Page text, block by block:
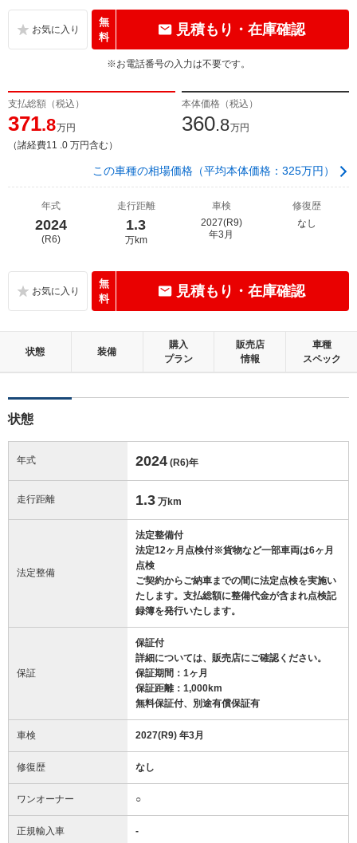
無
料
見積もり・在庫確認
※お電話番号の入力は不要です。
支払総額（税込）
371.8万円
（諸経費11 .0 万円含む）
本体価格（税込）
360.8万円
この車種の相場価格（平均本体価格：325万円）
年式
2024
(R6)
走行距離
1.3
万km
車検
2027(R9)
年3月
修復歴
なし
無
料
見積もり・在庫確認
状態 装備
購入
プラン
販売店
情報
車種
スペック
状態
年式 2024 (R6)年
走行距離 1.3 万km
法定整備
法定整備付
法定12ヶ月点検付※貨物など一部車両は6ヶ月
点検
ご契約からご納車までの間に法定点検を実施い
たします。支払総額に整備代金が含まれ点検記
録簿を発行いたします。
保証
保証付
詳細については、販売店にご確認ください。
保証期間：1ヶ月
保証距離：1,000km
無料保証付、別途有償保証有
車検 2027(R9) 年3月
修復歴 なし
ワンオーナー ○
正規輸入車 -